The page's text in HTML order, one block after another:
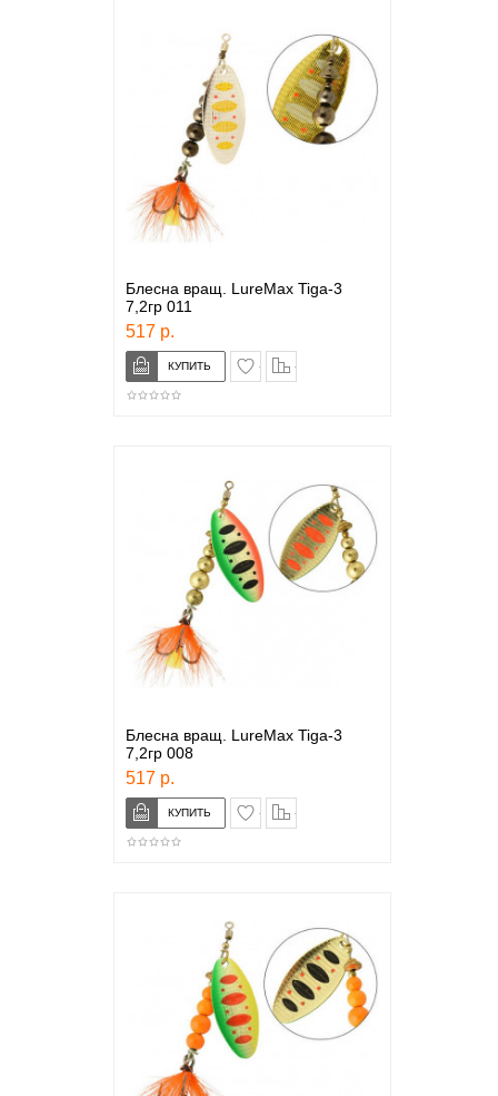
Блесна вращ. LureMax Tiga-3
7,2гр 011
517 р.
в закладки
Блесна вращ. LureMax Tiga-3
7,2гр 008
517 р.
в закладки